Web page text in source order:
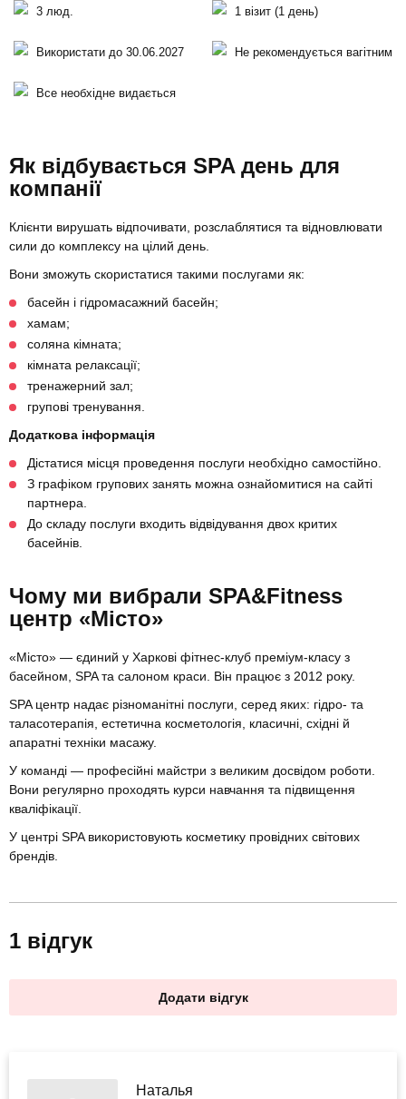
3 люд. 1 візит (1 день)
Використати до 30.06.2027 Не рекомендується вагітним
Все необхідне видається
Як відбувається SPA день для
компанії
Клієнти вирушать відпочивати, розслаблятися та відновлювати
сили до комплексу на цілий день.
Вони зможуть скористатися такими послугами як:
басейн і гідромасажний басейн;
хамам;
соляна кімната;
кімната релаксації;
тренажерний зал;
групові тренування.
Додаткова інформація
Дістатися місця проведення послуги необхідно самостійно.
З графіком групових занять можна ознайомитися на сайті
партнера.
До складу послуги входить відвідування двох критих
басейнів.
Чому ми вибрали SPA&Fitness
центр «Місто»
«Місто» — єдиний у Харкові фітнес-клуб преміум-класу з
басейном, SPA та салоном краси. Він працює з 2012 року.
SPA центр надає різноманітні послуги, серед яких: гідро- та
таласотерапія, естетична косметологія, класичні, східні й
апаратні техніки масажу.
У команді — професійні майстри з великим досвідом роботи.
Вони регулярно проходять курси навчання та підвищення
кваліфікації.
У центрі SPA використовують косметику провідних світових
брендів.
1 відгук
Додати відгук
Наталья